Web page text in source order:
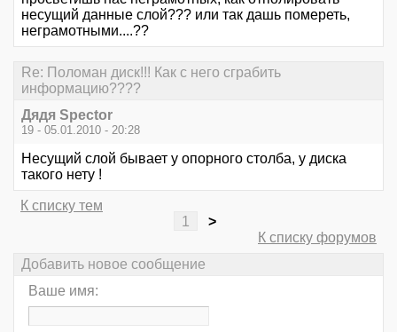
несущий данные слой??? или так дашь помереть,
неграмотными....??
Re: Поломан диск!!! Как с него сграбить
информацию????
Дядя Speсtor
19 - 05.01.2010 - 20:28
Несущий слой бывает у опорного столба, у диска
такого нету !
К списку тем
1
>
К списку форумов
Добавить новое сообщение
Ваше имя: